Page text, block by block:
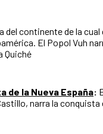
del continente de la cual
El Popol Vuh
Quiché
de la Nueva España:
narra la conquista